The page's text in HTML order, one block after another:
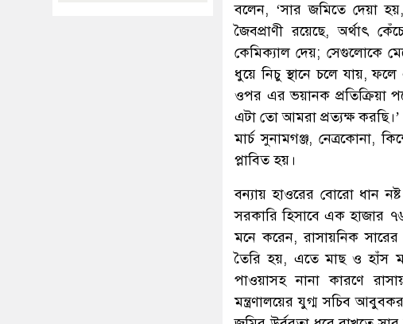
বলেন, ‘সার জমিতে দেয়া
জৈবপ্রাণী রয়েছে, অর্থাৎ
কেমিক্যাল দেয়; সেগুলোকে
ধুয়ে নিচু স্থানে চলে যায়,
ওপর এর ভয়ানক প্রতিক্রিয়া
এটা তো আমরা প্রত্যক্ষ
মার্চ সুনামগঞ্জ, নেত্রকোনা,
প্লাবিত হয়।
বন্যায় হাওরের বোরো ধান
সরকারি হিসাবে এক হাজার
মনে করেন, রাসায়নিক সারের
তৈরি হয়, এতে মাছ ও হাঁস
পাওয়াসহ নানা কারণে
মন্ত্রণালয়ের যুগ্ম সচিব